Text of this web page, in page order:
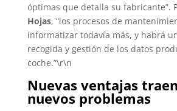
óptimas que detalla su fabricante”.
Hojas, “los procesos de
informatizar todavía más, y habrá
recogida y gestión de los datos
coche.”\r\n
Nuevas ventajas
nuevos problemas